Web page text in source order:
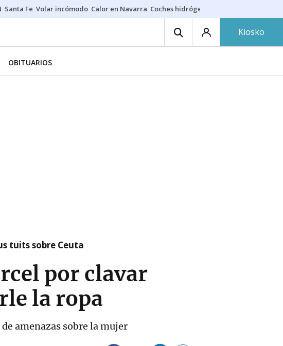
Santa Fe Volar incómodo Calor en Navarra Coches hidrógeno
Kiosko
OBITUARIOS
tuits sobre Ceuta
por clavar
la ropa
amenazas sobre la mujer